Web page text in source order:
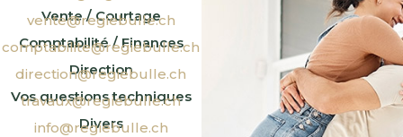
Vente / Courtage
vente@regiebulle.ch
Comptabilité / Finances
comptabilite@regiebulle.ch
Direction
direction@regiebulle.ch
Vos questions techniques
travaux@regiebulle.ch
Divers
info@regiebulle.ch